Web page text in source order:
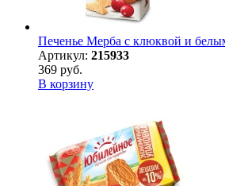
Печенье Мерба с клюквой и
Артикул: 215933
369 руб.
В корзину